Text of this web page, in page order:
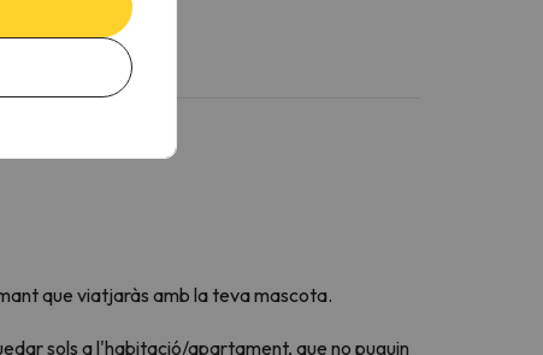
prèviament.
que viatjaràs amb la teva mascota.
sols a l'habitació/apartament, que no puguin